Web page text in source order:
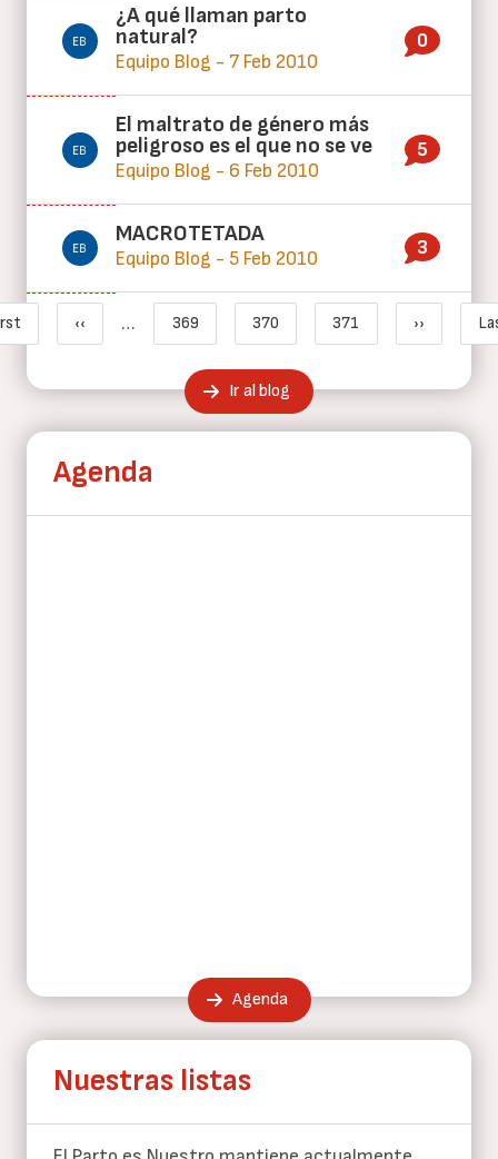
¿A qué llaman parto
natural?
Equipo Blog - 7 Feb 2010
0
El maltrato de género más
peligroso es el que no se ve
Equipo Blog - 6 Feb 2010
5
MACROTETADA
Equipo Blog - 5 Feb 2010 3
Paginación
páginaPágina anterior
‹‹ … Page
369
Página actual
370
Page
371
Siguiente
››
Ir al blog
Agenda
Agenda
Nuestras listas